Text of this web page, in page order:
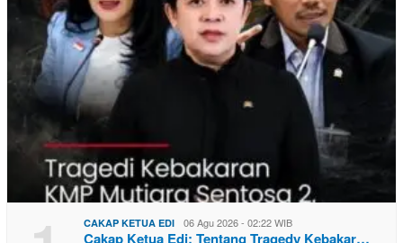
CAKAP KETUA EDI 06 Agu 2026 - 02:22 WIB
Cakap Ketua Edi: Tentang Tragedy Kebakar…